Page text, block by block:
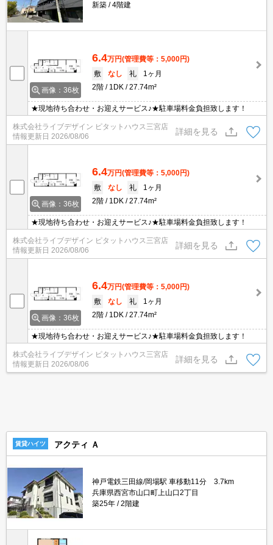
新築
4階建
画像：36枚
6.4万円(管理費等：5,000円)
敷
なし 礼
1ヶ月
2階
1DK 27.74m²
★現地待ち合わせ・お迎えサービス♪★駐車場料金負担致します！
株式会社ライブデザイン ピタットハウス三宮店
情報更新日 2026/08/06
詳細を見る
画像：36枚
6.4万円(管理費等：5,000円)
敷
なし 礼
1ヶ月
2階
1DK 27.74m²
★現地待ち合わせ・お迎えサービス♪★駐車場料金負担致します！
株式会社ライブデザイン ピタットハウス三宮店
情報更新日 2026/08/06
詳細を見る
画像：36枚
6.4万円(管理費等：5,000円)
敷
なし 礼
1ヶ月
2階
1DK 27.74m²
★現地待ち合わせ・お迎えサービス♪★駐車場料金負担致します！
株式会社ライブデザイン ピタットハウス三宮店
情報更新日 2026/08/06
詳細を見る
賃貸ハイツ アクティ Ａ
神戸電鉄三田線/岡場駅 車移動11分 3.7km
兵庫県西宮市山口町上山口2丁目
築25年
2階建